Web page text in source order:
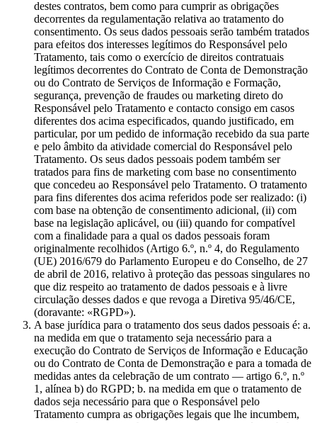
destes contratos, bem como para cumprir as obrigações
decorrentes da regulamentação relativa ao tratamento do
consentimento. Os seus dados pessoais serão também tratados
para efeitos dos interesses legítimos do Responsável pelo
Tratamento, tais como o exercício de direitos contratuais
legítimos decorrentes do Contrato de Conta de Demonstração
ou do Contrato de Serviços de Informação e Formação,
segurança, prevenção de fraudes ou marketing direto do
Responsável pelo Tratamento e contacto consigo em casos
diferentes dos acima especificados, quando justificado, em
particular, por um pedido de informação recebido da sua parte
e pelo âmbito da atividade comercial do Responsável pelo
Tratamento. Os seus dados pessoais podem também ser
tratados para fins de marketing com base no consentimento
que concedeu ao Responsável pelo Tratamento. O tratamento
para fins diferentes dos acima referidos pode ser realizado: (i)
com base na obtenção de consentimento adicional, (ii) com
base na legislação aplicável, ou (iii) quando for compatível
com a finalidade para a qual os dados pessoais foram
originalmente recolhidos (Artigo 6.º, n.º 4, do Regulamento
(UE) 2016/679 do Parlamento Europeu e do Conselho, de 27
de abril de 2016, relativo à proteção das pessoas singulares no
que diz respeito ao tratamento de dados pessoais e à livre
circulação desses dados e que revoga a Diretiva 95/46/CE,
(doravante: «RGPD»).
A base jurídica para o tratamento dos seus dados pessoais é: a.
na medida em que o tratamento seja necessário para a
execução do Contrato de Serviços de Informação e Educação
ou do Contrato de Conta de Demonstração e para a tomada de
medidas antes da celebração de um contrato — artigo 6.º, n.º
1, alínea b) do RGPD; b. na medida em que o tratamento de
dados seja necessário para que o Responsável pelo
Tratamento cumpra as obrigações legais que lhe incumbem,